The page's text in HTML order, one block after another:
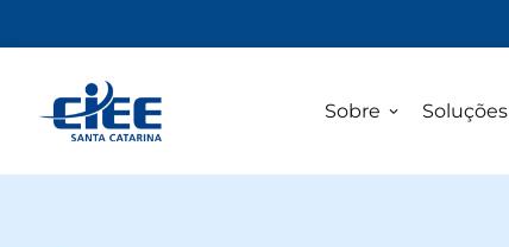
Sobre Soluções